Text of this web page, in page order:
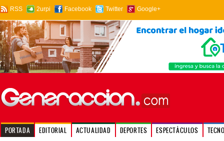
RSS 2urpi Facebook Twitter Google+
PORTADA EDITORIAL ACTUALIDAD DEPORTES ESPECTÁCULOS